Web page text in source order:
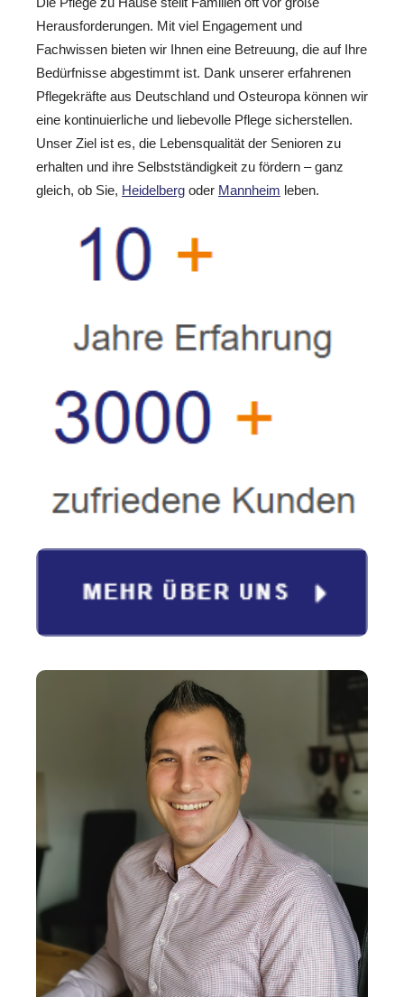
Herausforderungen. Mit viel Engagement und
Fachwissen bieten wir Ihnen eine Betreuung, die auf Ihre
Bedürfnisse abgestimmt ist. Dank unserer erfahrenen
Pflegekräfte aus Deutschland und Osteuropa können wir
eine kontinuierliche und liebevolle Pflege sicherstellen.
Unser Ziel ist es, die Lebensqualität der Senioren zu
erhalten und ihre Selbstständigkeit zu fördern – ganz
gleich, ob Sie, Heidelberg oder Mannheim leben.